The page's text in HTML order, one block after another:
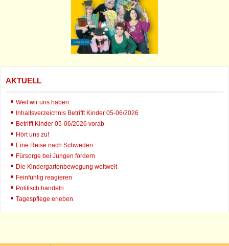
AKTUELL
Weil wir uns haben
Inhaltsverzeichnis Betrifft Kinder 05-06/2026
Betrifft Kinder 05-06/2026 vorab
Hört uns zu!
Eine Reise nach Schweden
Fürsorge bei Jungen fördern
Die Kindergartenbewegung weltweit
Feinfühlig reagieren
Politisch handeln
Tagespflege erleben